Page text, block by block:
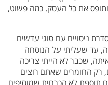
את כל העסק. כמה פשוט,
ניסויים עם סוגי עדשים
עד שעליתי על הנוסחה
שכבר לא הייתי צריכה
רק החומרים שאתם רוצים